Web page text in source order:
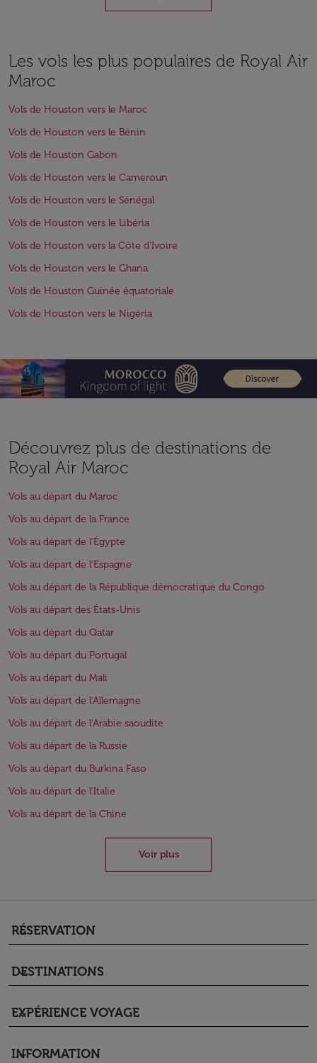
Les vols les plus populaires de Royal Air
Maroc
Vols de Houston vers le Maroc
Vols de Houston vers le Bénin
Vols de Houston Gabon
Vols de Houston vers le Cameroun
Vols de Houston vers le Sénégal
Vols de Houston vers le Libéria
Vols de Houston vers la Côte d'Ivoire
Vols de Houston vers le Ghana
Vols de Houston Guinée équatoriale
Vols de Houston vers le Nigéria
Découvrez plus de destinations de
Royal Air Maroc
Vols au départ du Maroc
Vols au départ de la France
Vols au départ de l'Égypte
Vols au départ de l'Espagne
Vols au départ de la République démocratique du Congo
Vols au départ des États-Unis
Vols au départ du Qatar
Vols au départ du Portugal
Vols au départ du Mali
Vols au départ de l'Allemagne
Vols au départ de l'Arabie saoudite
Vols au départ de la Russie
Vols au départ du Burkina Faso
Vols au départ de l'Italie
Vols au départ de la Chine
Voir plus
RÉSERVATION
keyboard_arrow_down
DESTINATIONS
keyboard_arrow_down
EXPÉRIENCE VOYAGE
keyboard_arrow_down
INFORMATION
keyboard_arrow_down